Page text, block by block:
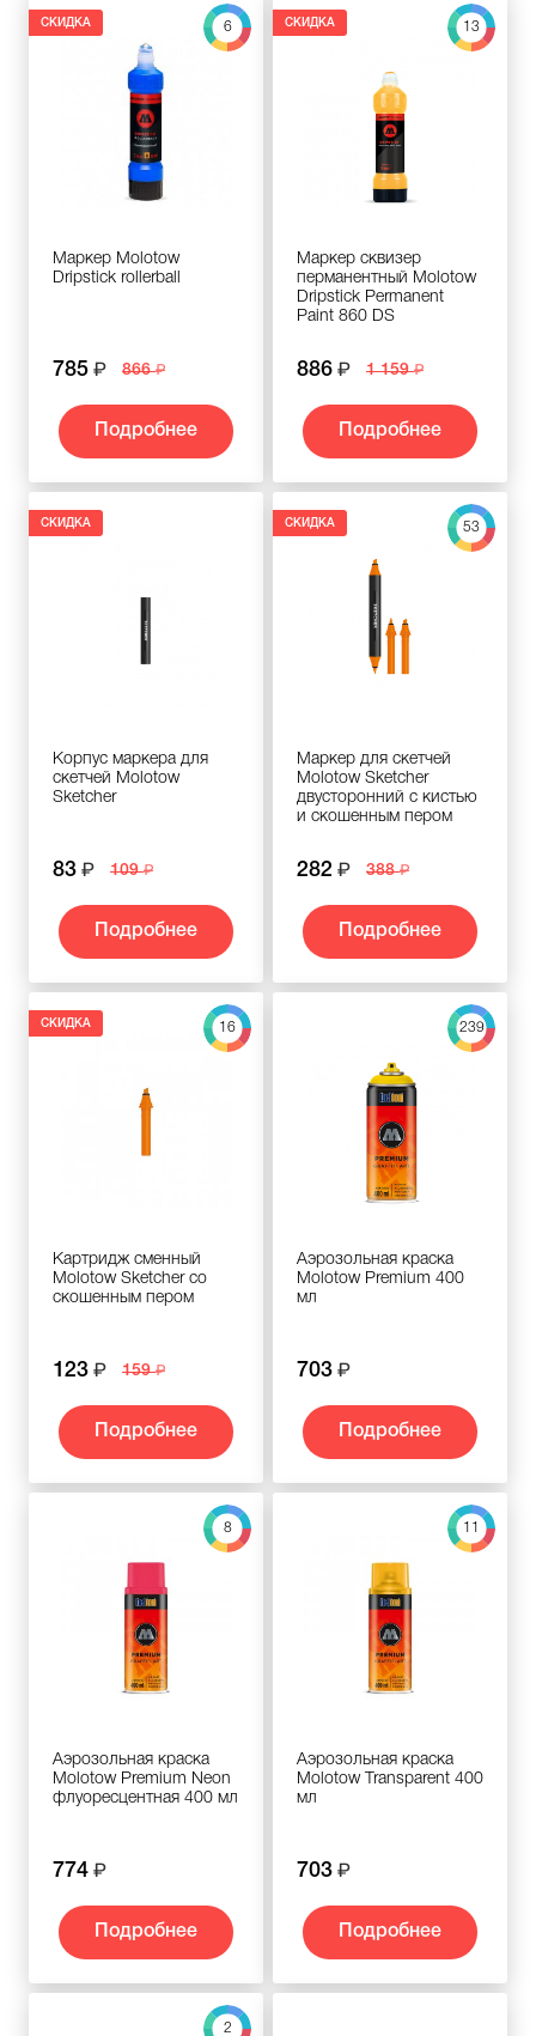
6
СКИДКА
Маркер Molotow
Dripstick rollerball
785 866
Подробнее
13
СКИДКА
Маркер сквизер
перманентный Molotow
Dripstick Permanent
Paint 860 DS
886 1 159
Подробнее
СКИДКА
Корпус маркера для
скетчей Molotow
Sketcher
83 109
Подробнее
53
СКИДКА
Маркер для скетчей
Molotow Sketcher
двусторонний c кистью
и скошенным пером
282 388
Подробнее
16
СКИДКА
Картридж сменный
Molotow Sketcher cо
скошенным пером
123 159
Подробнее
239
Аэрозольная краска
Molotow Premium 400
мл
703
Подробнее
8
Аэрозольная краска
Molotow Premium Neon
флуоресцентная 400 мл
774
Подробнее
11
Аэрозольная краска
Molotow Transparent 400
мл
703
Подробнее
2